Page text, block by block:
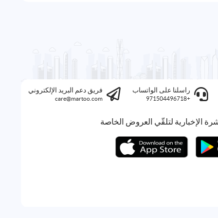
راسلنا على الواتساب
+971504496718
فريق دعم البريد الإلكتروني
care@martoo.com
الإخبارية لتلقّي العروض الخاصة